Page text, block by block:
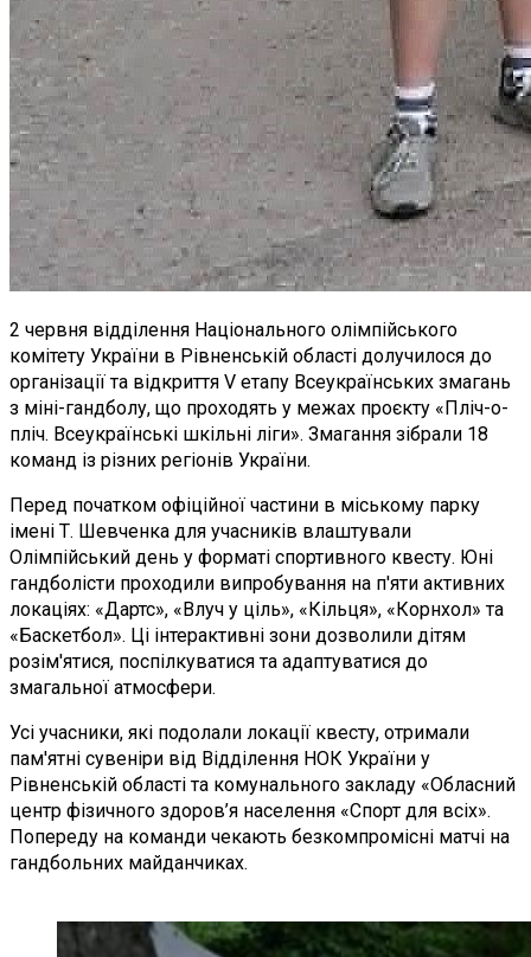
2 червня відділення Національного олімпійського
комітету України в Рівненській області долучилося до
організації та відкриття V етапу Всеукраїнських змагань
з міні-гандболу, що проходять у межах проєкту «Пліч-о-
пліч. Всеукраїнські шкільні ліги». Змагання зібрали 18
команд із різних регіонів України.
Перед початком офіційної частини в міському парку
імені Т. Шевченка для учасників влаштували
Олімпійський день у форматі спортивного квесту. Юні
гандболісти проходили випробування на п'яти активних
локаціях: «Дартс», «Влуч у ціль», «Кільця», «Корнхол» та
«Баскетбол». Ці інтерактивні зони дозволили дітям
розім'ятися, поспілкуватися та адаптуватися до
змагальної атмосфери.
Усі учасники, які подолали локації квесту, отримали
пам'ятні сувеніри від Відділення НОК України у
Рівненській області та комунального закладу «Обласний
центр фізичного здоров’я населення «Спорт для всіх».
Попереду на команди чекають безкомпромісні матчі на
гандбольних майданчиках.